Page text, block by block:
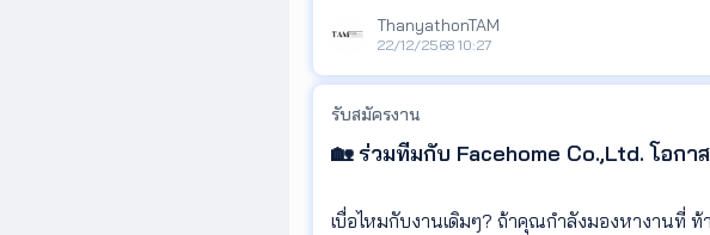
* เป็นผู้นำทีม Agent วางแผนงาน สร้างเป้าหมา
* วางโครงสร้าง Workflow การทำงานของ
* ถ่ายทอดความรู้ ประสบการณ์ และเทคนิคการปล่
* โฟกัสพื้นที่สุขุมวิทและช่วยทำให้ YOURHOME
* ทำงานร่วมกับทีม Tech / Marketing เพื่อพัฒน
✅ โปรโมชันฟรีค่าเช่าเดือนสุดท้าย
✅ ผ่อนตรงได้ 10 ปี ไม่ตรวจบูโร ผ่อนได้ทุกอาชีพ
ThanyathonTAM
22/12/2568 10:27
รับสมัครงาน
🏡 ร่วมทีมกับ Facehome Co.,Ltd. โอกา
เบื่อไหมกับงานเดิมๆ? ถ้าคุณกำลังมองหางานที่ ท้